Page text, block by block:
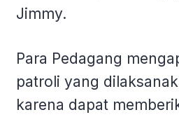
Jimmy.
Para Pedagang
patroli yang
karena dapat